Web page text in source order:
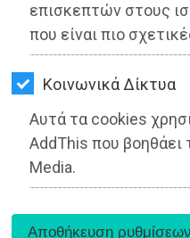
επισκεπτών στους
που είναι πιο
Kοινωνικά Δίκτυα
Αυτά τα cookies
AddThis που βοηθάει
Media.